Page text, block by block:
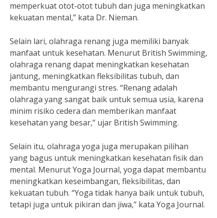
memperkuat otot-otot tubuh dan juga meningkatkan
kekuatan mental,” kata Dr. Nieman.
Selain lari, olahraga renang juga memiliki banyak
manfaat untuk kesehatan. Menurut British Swimming,
olahraga renang dapat meningkatkan kesehatan
jantung, meningkatkan fleksibilitas tubuh, dan
membantu mengurangi stres. “Renang adalah
olahraga yang sangat baik untuk semua usia, karena
minim risiko cedera dan memberikan manfaat
kesehatan yang besar,” ujar British Swimming.
Selain itu, olahraga yoga juga merupakan pilihan
yang bagus untuk meningkatkan kesehatan fisik dan
mental. Menurut Yoga Journal, yoga dapat membantu
meningkatkan keseimbangan, fleksibilitas, dan
kekuatan tubuh. “Yoga tidak hanya baik untuk tubuh,
tetapi juga untuk pikiran dan jiwa,” kata Yoga Journal.